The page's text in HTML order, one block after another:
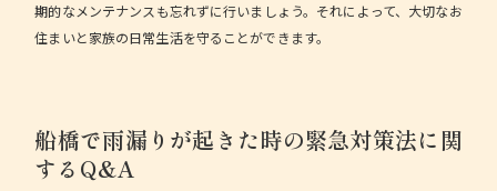
期的なメンテナンスも忘れずに行いましょう。それによって、大切なお
住まいと家族の日常生活を守ることができます。
船橋で雨漏りが起きた時の緊急対策法に関
するQ&A